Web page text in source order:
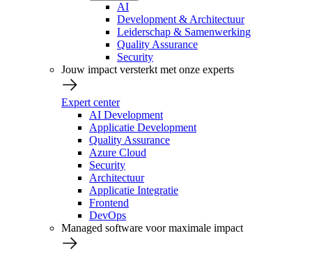
AI
Development & Architectuur
Leiderschap & Samenwerking
Quality Assurance
Security
Jouw impact versterkt met onze experts
Expert center
AI Development
Applicatie Development
Quality Assurance
Azure Cloud
Security
Architectuur
Applicatie Integratie
Frontend
DevOps
Managed software voor maximale impact